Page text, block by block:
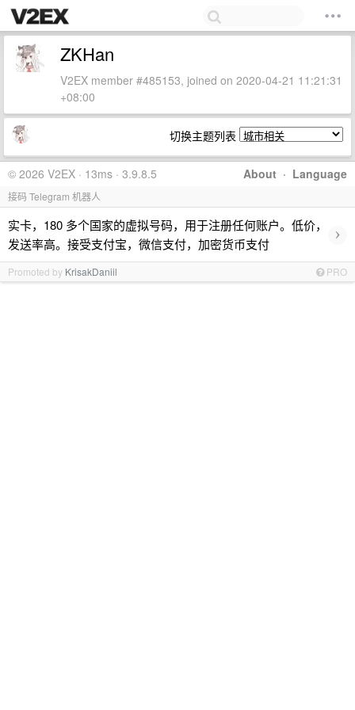
ZKHan
V2EX member #485153, joined on 2020-04-21 11:21:31
+08:00
切换主题列表
About · Language
© 2026 V2EX · 13ms · 3.9.8.5
接码 Telegram 机器人
实卡，180 多个国家的虚拟号码，用于注册任何账户。低价，
发送率高。接受支付宝，微信支付，加密货币支付
›
Promoted by KrisakDaniil PRO